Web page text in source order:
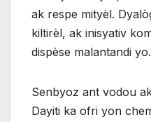
ak respe mityèl.
kiltirèl, ak inisyativ
dispèse malantandi yo.
Senbyoz ant vodou
Dayiti ka ofri yon